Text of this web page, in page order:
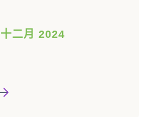
二月 2024